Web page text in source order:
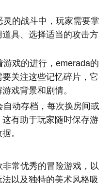
灵的战斗中，玩家需要掌
具、选择适当的攻击方
游戏的进行，emerada的
关注这些记忆碎片，它
戏背景和剧情。
动存档，每次换房间或
有助于玩家随时保存游
。
常优秀的冒险游戏，以
以及独特的美术风格吸